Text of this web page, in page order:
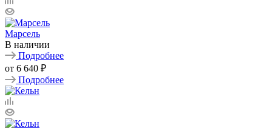
Марсель
В наличии
Подробнее
от 6 640 ₽
Подробнее